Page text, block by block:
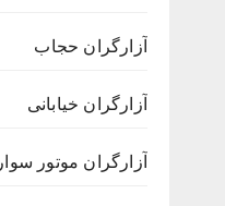
آزارگران حجاب
آزارگران خیابانی
آزارگران موتور سوار